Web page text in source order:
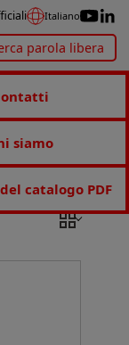
Italiano
parola libera
siamo
catalogo PDF